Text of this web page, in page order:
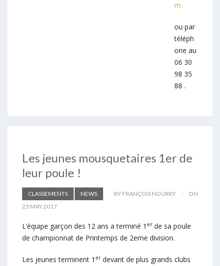
m
ou par
téléph
one au
06 30
98 35
88 .
Les jeunes mousquetaires 1er de
leur poule !
CLASSEMENTS NEWS BY FRANÇOIS NOURRY
ON
23 MAY 2017
L’équipe garçon des 12 ans a terminé 1 erde sa poule
de championnat de Printemps de 2eme division.
Les jeunes terminent 1 erdevant de plus grands clubs